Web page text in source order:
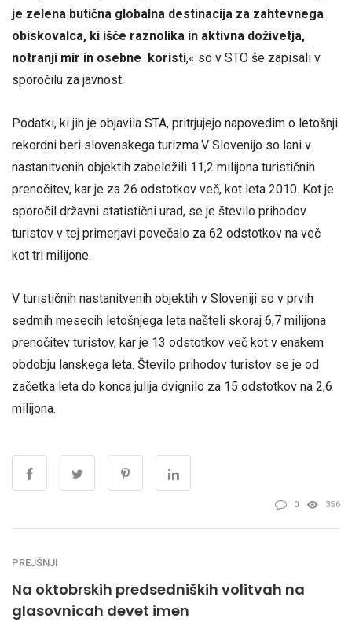
je zelena butična globalna destinacija za zahtevnega
obiskovalca, ki išče raznolika in aktivna doživetja,
notranji mir in osebne koristi,« so v STO še zapisali v
sporočilu za javnost.
Podatki, ki jih je objavila STA, pritrjujejo napovedim o letošnji
rekordni beri slovenskega turizma.V Slovenijo so lani v
nastanitvenih objektih zabeležili 11,2 milijona turističnih
prenočitev, kar je za 26 odstotkov več, kot leta 2010. Kot je
sporočil državni statistični urad, se je število prihodov
turistov v tej primerjavi povečalo za 62 odstotkov na več
kot tri milijone.
V turističnih nastanitvenih objektih v Sloveniji so v prvih
sedmih mesecih letošnjega leta našteli skoraj 6,7 milijona
prenočitev turistov, kar je 13 odstotkov več kot v enakem
obdobju lanskega leta. Število prihodov turistov se je od
začetka leta do konca julija dvignilo za 15 odstotkov na 2,6
milijona.
0 356
PREJŠNJI
Na oktobrskih predsedniških volitvah na
glasovnicah devet imen